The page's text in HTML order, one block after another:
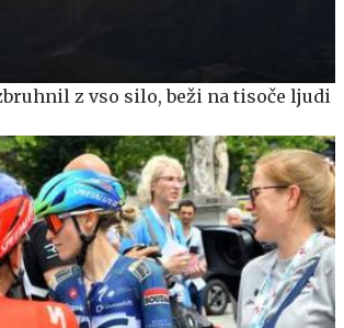
z vso silo, beži na tisoče ljudi